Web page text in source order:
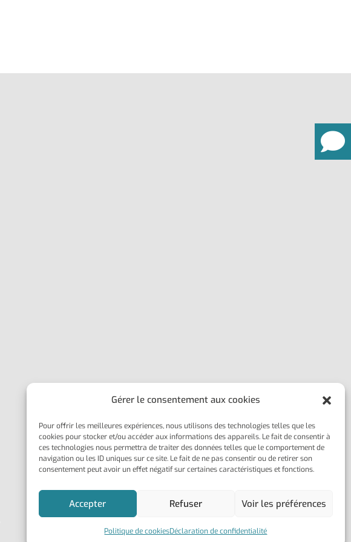
Gérer le consentement aux cookies
Pour offrir les meilleures expériences, nous utilisons des technologies telles que les
cookies pour stocker et/ou accéder aux informations des appareils. Le fait de consentir à
ces technologies nous permettra de traiter des données telles que le comportement de
navigation ou les ID uniques sur ce site. Le fait de ne pas consentir ou de retirer son
consentement peut avoir un effet négatif sur certaines caractéristiques et fonctions.
Accepter Refuser Voir les préférences
Politique de cookiesDéclaration de confidentialité